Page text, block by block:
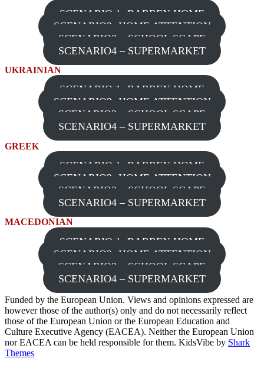
SCENARIO 1- BARREN HOME
SCENARIO2- HOME ATTENTION
SCENARIO3 – SCHOOL SCAPE
SCENARIO4 – SUPERMARKET
UKRAINIAN
SCENARIO 1- BARREN HOME
SCENARIO2- HOME ATTENTION
SCENARIO3 – SCHOOL SCAPE
SCENARIO4 – SUPERMARKET
GREEK
SCENARIO 1- BARREN HOME
SCENARIO2- HOME ATTENTION
SCENARIO3 – SCHOOL SCAPE
SCENARIO4 – SUPERMARKET
MACEDONIAN
SCENARIO 1- BARREN HOME
SCENARIO2- HOME ATTENTION
SCENARIO3 – SCHOOL SCAPE
SCENARIO4 – SUPERMARKET
Funded by the European Union. Views and opinions expressed are
however those of the author(s) only and do not necessarily reflect
those of the European Union or the European Education and
Culture Executive Agency (EACEA). Neither the European Union
nor EACEA can be held responsible for them. KidsVibe by Shark
Themes